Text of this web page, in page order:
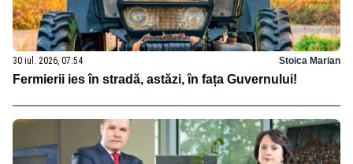
30 iul. 2026, 07:54 Stoica Marian
Fermierii ies în stradă, astăzi, în fața Guvernului!